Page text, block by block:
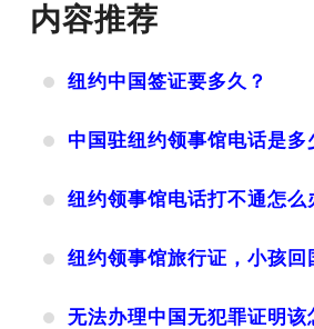
内容推荐
纽约中国签证要多久？
中国驻纽约领事馆电话是多
纽约领事馆电话打不通怎么
纽约领事馆旅行证，小孩回
无法办理中国无犯罪证明该